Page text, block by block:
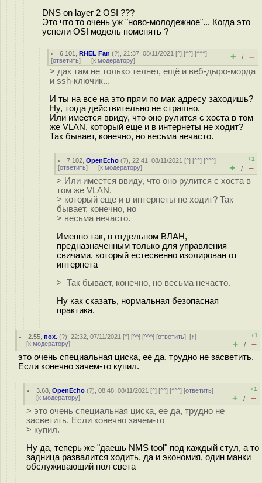
DNS on layer 2 OSI ???
Это что то очень уж "ново-молодежное"... Когда это
успели OSI модель поменять ?
6.101 ,RHEL Fan (?), 21:37, 08/11/2021 [^] [^^] [^^^]
[ответить] [к модератору] + / –
> дак там не только телнет, ещё и веб-дыро-морда
и ssh-ключик...
И ты на все на это прям по мак адресу заходишь?
Ну, тогда действительно не страшно.
Или имеется ввиду, что оно рулится с хоста в том
же VLAN, который еще и в интернеты не ходит?
Так бывает, конечно, но весьма нечасто.
7.102 ,OpenEcho (?), 22:41, 08/11/2021 [^] [^^] [^^^]
[ответить] [к модератору]
+1
+ / –
> Или имеется ввиду, что оно рулится с хоста в
том же VLAN,
> который еще и в интернеты не ходит? Так
бывает, конечно, но
> весьма нечасто.
Именно так, в отдельном ВЛАН,
предназначенным только для управления
свичами, который естесвенно изолирован от
интернета
> Так бывает, конечно, но весьма нечасто.
Ну как сказать, нормальная безопасная
практика.
2.55 ,пох. (?), 22:32, 07/11/2021 [^] [^^] [^^^] [ответить][↑]
[к модератору]
+1
+ / –
это очень специальная циска, ее да, трудно не засветить.
Если конечно зачем-то купил.
3.68 ,OpenEcho (?), 08:48, 08/11/2021 [^] [^^] [^^^] [ответить]
[к модератору]
+1
+ / –
> это очень специальная циска, ее да, трудно не
засветить. Если конечно зачем-то
> купил.
Ну да, теперь же "даешь NMS tool" под каждый стул, а то
задница развалится ходить, да и экономия, один манки
обслуживающий пол света